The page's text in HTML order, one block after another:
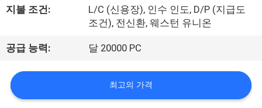
공
여
행
지불 조건:
L/C (신용장), 인수 인도, D/P (지급도
조건), 전신환, 웨스턴 유니온
공급 능력: 달 20000 PC
최고의 가격